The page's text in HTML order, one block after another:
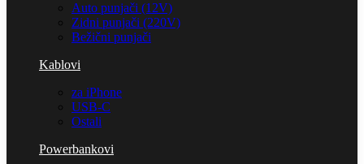
Auto punjači (12V)
Zidni punjači (220V)
Bežični punjači
Kablovi
za iPhone
USB-C
Ostali
Powerbankovi